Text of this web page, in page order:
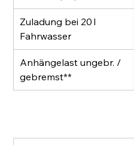
Zuladung bei 20 l
Fahrwasser
Anhängelast ungebr. /
gebremst**